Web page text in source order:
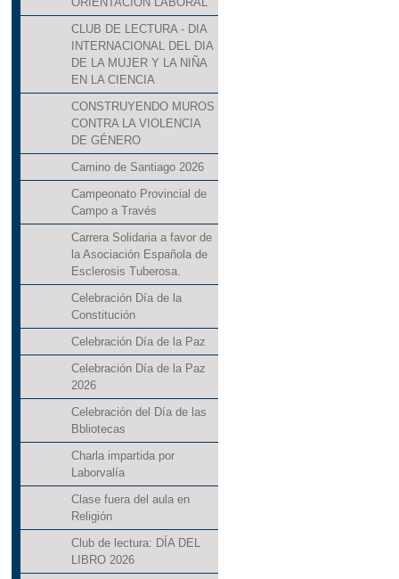
CLUB DE LECTURA - DIA
INTERNACIONAL DEL DIA
DE LA MUJER Y LA NIÑA
EN LA CIENCIA
CONSTRUYENDO MUROS
CONTRA LA VIOLENCIA
DE GÉNERO
Camino de Santiago 2026
Campeonato Provincial de
Campo a Través
Carrera Solidaria a favor de
la Asociación Española de
Esclerosis Tuberosa.
Celebración Día de la
Constitución
Celebración Día de la Paz
Celebración Día de la Paz
2026
Celebración del Día de las
Bbliotecas
Charla impartida por
Laborvalía
Clase fuera del aula en
Religión
Club de lectura: DÍA DEL
LIBRO 2026